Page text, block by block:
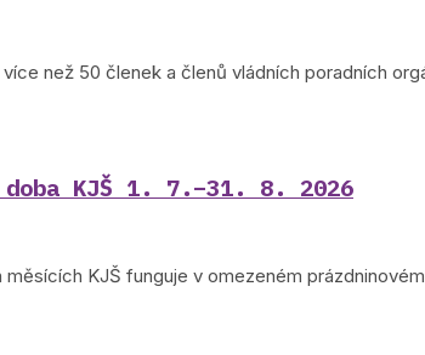
více než 50 členek a členů vládních poradních
KJŠ 1. 7.–31. 8. 2026
KJŠ funguje v omezeném